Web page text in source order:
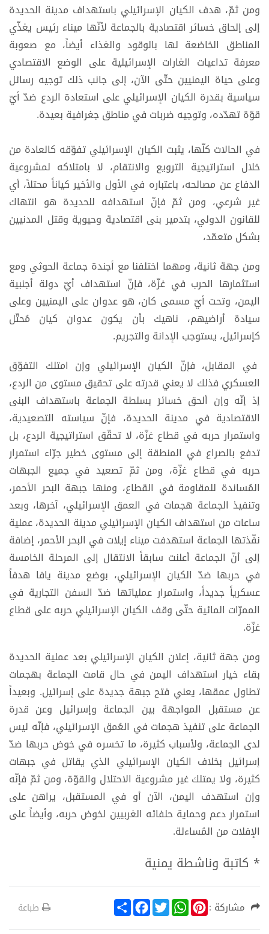
ومن ثمّ، هدف الكيان الإسرائيلي باستهداف مدينة الحديدة
إلى إلحاق خسائر اقتصادية بالجماعة لأنّها ميناء رئيس يغذّي
المناطق الخاضعة لها بالوقود والغذاء أيضاً، مع صعوبة
معرفة تداعيات الغارات الإسرائيلية على الوضع الاقتصادي
وعلى حياة اليمنيين حتّى الآن، إلى جانب ذلك توجيه رسائل
سياسية بقدرة الكيان الإسرائيلي على استعادة الردع ضدّ أيّ
قوّة تهدّده، وتوجيه ضربات في مناطق جغرافية بعيدة.
في الحالات كلّها، يثبت الكيان الإسرائيلي تفوّقه كالعادة من
خلال استراتيجية الترويع والانتقام، لا بامتلاكه لمشروعية
الدفاع عن مصالحه، باعتباره في الأول والأخير كياناً محتلاً، أي
غير شرعي، ومن ثمّ فإنّ استهدافه للحديدة هو انتهاك
للقانون الدولي، بتدمير بنى اقتصادية وحيوية وقتل المدنيين
بشكل متعمّد،
ومن جهة ثانية، ومهما اختلفنا مع أجندة جماعة الحوثي ومع
استثمارها الحرب في غزّة، فإنّ استهداف أيّ دولة أجنبية
اليمن، وتحت أيّ مسمى كان، هو عدوان على اليمنيين وعلى
سيادة أراضيهم، ناهيك بأن يكون عدوان كيان مُحتّل
كإسرائيل، يستوجب الإدانة والتجريم.
في المقابل، فإنّ الكيان الإسرائيلي وإن امتلك التفوّق
العسكري فذلك لا يعني قدرته على تحقيق مستوى من الردع،
إذ إنّه وإن ألحق خسائرَ بسلطة الجماعة باستهداف البنى
الاقتصادية في مدينة الحديدة، فإنّ سياسته التصعيدية،
واستمرار حربه في قطاع غزّة، لا تحقّق استراتيجية الردع، بل
تدفع بالصراع في المنطقة إلى مستوى خطير جرّاء استمرار
حربه في قطاع غزّة، ومن ثمّ تصعيد في جميع الجبهات
المُساندة للمقاومة في القطاع، ومنها جبهة البحر الأحمر،
وتنفيذ الجماعة هجمات في العمق الإسرائيلي، آخرها، وبعد
ساعات من استهداف الكيان الإسرائيلي مدينة الحديدة، عملية
نفّذتها الجماعة استهدفت ميناء إيلات في البحر الأحمر، إضافة
إلى أنّ الجماعة أعلنت سابقاً الانتقال إلى المرحلة الخامسة
في حربها ضدّ الكيان الإسرائيلي، بوضع مدينة يافا هدفاً
عسكرياً جديداً، واستمرار عملياتها ضدّ السفن التجارية في
الممرّات المائية حتّى وقف الكيان الإسرائيلي حربه على قطاع
غزّة.
ومن جهة ثانية، إعلان الكيان الإسرائيلي بعد عملية الحديدة
بقاء خيار استهداف اليمن في حال قامت الجماعة بهجمات
تطاول عمقها، يعني فتح جبهة جديدة على إسرائيل. وبعيداً
عن مستقبل المواجهة بين الجماعة وإسرائيل وعن قدرة
الجماعة على تنفيذ هجمات في العُمق الإسرائيلي، فإنّه ليس
لدى الجماعة، ولأسباب كثيرة، ما تخسره في خوض حربها ضدّ
إسرائيل بخلاف الكيان الإسرائيلي الذي يقاتل في جبهات
كثيرة، ولا يمتلك غير مشروعية الاحتلال والقوّة، ومن ثمّ فإنّه
وإن استهدف اليمن، الآن أو في المستقبل، يراهن على
استمرار دعم وحماية حلفائه الغربيين لخوض حربه، وأيضاً على
الإفلات من المُساءلة.
* كاتبة وناشطة يمنية
مشاركة : S
h
F
a
T
w
W
h
P
i طباعة